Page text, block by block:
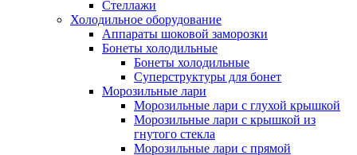
Стеллажи
Холодильное оборудование
Аппараты шоковой заморозки
Бонеты холодильные
Бонеты холодильные
Суперструктуры для бонет
Морозильные лари
Морозильные лари с глухой крышкой
Морозильные лари с крышкой из
гнутого стекла
Морозильные лари с прямой